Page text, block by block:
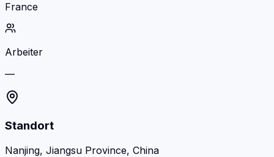
France
Arbeiter
—
Standort
Nanjing, Jiangsu Province, China